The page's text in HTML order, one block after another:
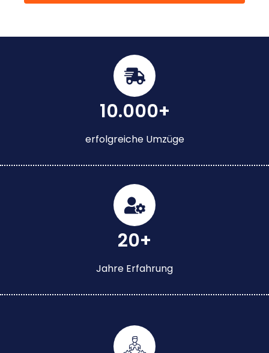
10.000+
erfolgreiche Umzüge
20+
Jahre Erfahrung